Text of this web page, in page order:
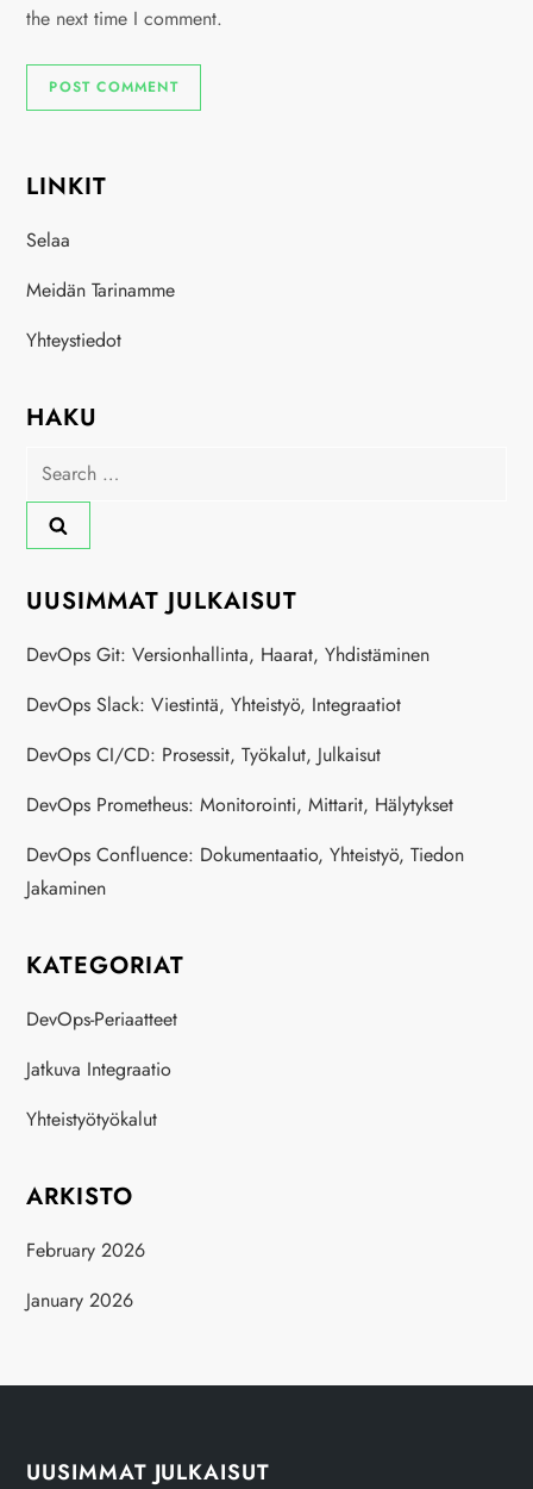
the next time I comment.
LINKIT
Selaa
Meidän Tarinamme
Yhteystiedot
HAKU
Search
UUSIMMAT JULKAISUT
DevOps Git: Versionhallinta, Haarat, Yhdistäminen
DevOps Slack: Viestintä, Yhteistyö, Integraatiot
DevOps CI/CD: Prosessit, Työkalut, Julkaisut
DevOps Prometheus: Monitorointi, Mittarit, Hälytykset
DevOps Confluence: Dokumentaatio, Yhteistyö, Tiedon
Jakaminen
KATEGORIAT
DevOps-Periaatteet
Jatkuva Integraatio
Yhteistyötyökalut
ARKISTO
February 2026
January 2026
UUSIMMAT JULKAISUT